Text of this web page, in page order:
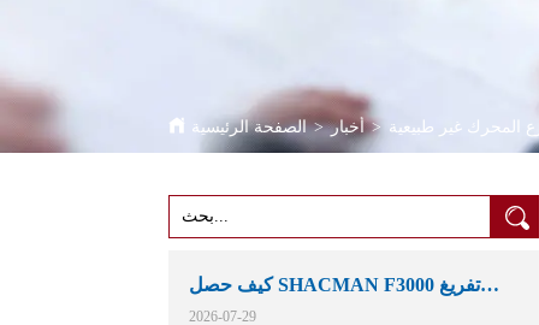
الصفحة الرئيسية > أخبار > المحرك غير طبيعية
كيف حصل SHACMAN F3000 تفريغ
الشاحنات مكانهم في التعدين الأفريقية
2026-07-29